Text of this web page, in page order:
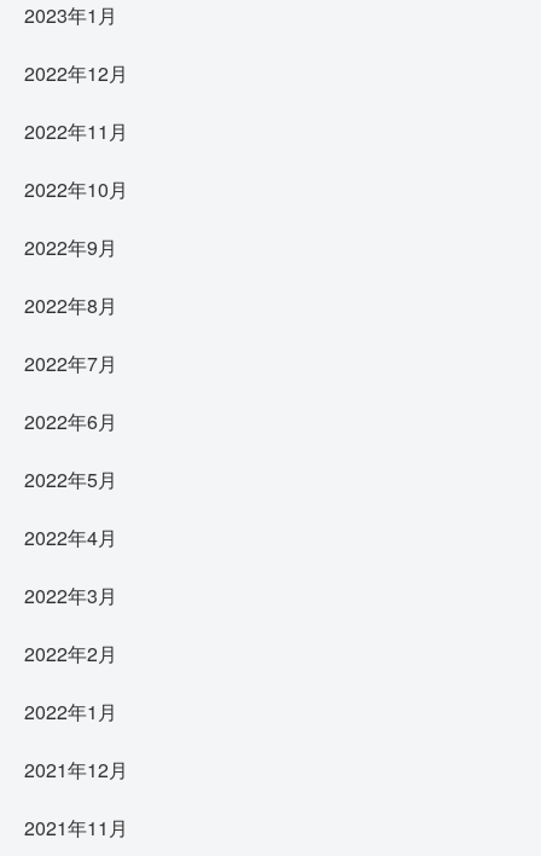
2023年1月
2022年12月
2022年11月
2022年10月
2022年9月
2022年8月
2022年7月
2022年6月
2022年5月
2022年4月
2022年3月
2022年2月
2022年1月
2021年12月
2021年11月